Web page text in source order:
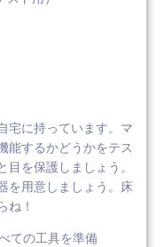
宅に持っています。マ
能するかどうかをテス
目を保護しましょう。
を用意しましょう。床
ね！
ての工具を準備